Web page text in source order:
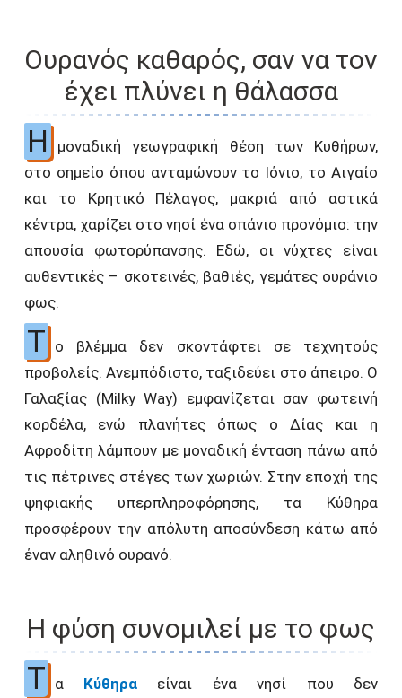
Ουρανός καθαρός, σαν να τον
έχει πλύνει η θάλασσα
Η
μοναδική γεωγραφική θέση των Κυθήρων,
στο σημείο όπου ανταμώνουν το Ιόνιο, το Αιγαίο
και το Κρητικό Πέλαγος, μακριά από αστικά
κέντρα, χαρίζει στο νησί ένα σπάνιο προνόμιο: την
απουσία φωτορύπανσης. Εδώ, οι νύχτες είναι
αυθεντικές – σκοτεινές, βαθιές, γεμάτες ουράνιο
φως.
Τ ο βλέμμα δεν σκοντάφτει σε τεχνητούς
προβολείς. Ανεμπόδιστο, ταξιδεύει στο άπειρο. Ο
Γαλαξίας (Milky Way) εμφανίζεται σαν φωτεινή
κορδέλα, ενώ πλανήτες όπως ο Δίας και η
Αφροδίτη λάμπουν με μοναδική ένταση πάνω από
τις πέτρινες στέγες των χωριών. Στην εποχή της
ψηφιακής υπερπληροφόρησης, τα Κύθηρα
προσφέρουν την απόλυτη αποσύνδεση κάτω από
έναν αληθινό ουρανό.
Η φύση συνομιλεί με το φως
Τ α Κύθηρα είναι ένα νησί που δεν